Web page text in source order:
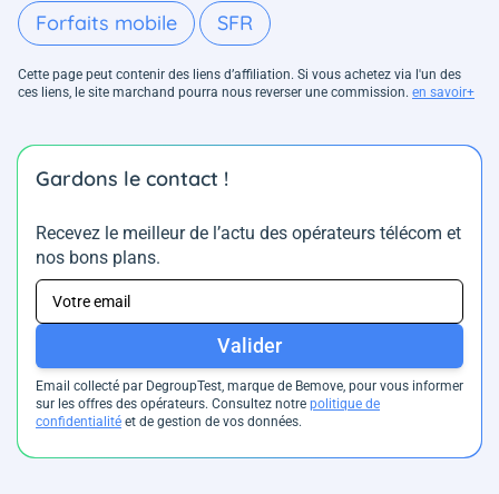
Forfaits mobile SFR
Cette page peut contenir des liens d’affiliation. Si vous achetez via l'un des
ces liens, le site marchand pourra nous reverser une commission. en savoir+
Gardons le contact !
Recevez le meilleur de l’actu des opérateurs télécom et
nos bons plans.
Valider
Email collecté par DegroupTest, marque de Bemove, pour vous informer
sur les offres des opérateurs. Consultez notre politique de
confidentialité et de gestion de vos données.